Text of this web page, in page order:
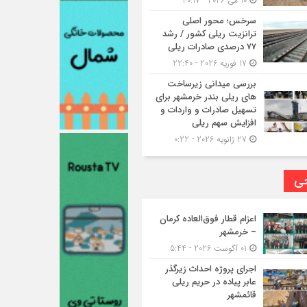
سرخس؛ محور اصلی
ترانزیت ریلی کشور / رشد
۷۷ درصدی صادرات ریلی
بررسی میدانی زیرساخت
های ریلی بندر خرمشهر برای
تسهیل صادرات و واردات و
افزایش سهم ریلی
اعزام قطار فوق‌العاده کرمان
– خرمشهر
اجرای پروژه احداث زیرگذر
عابر پیاده در حریم ریلی
قائمشهر